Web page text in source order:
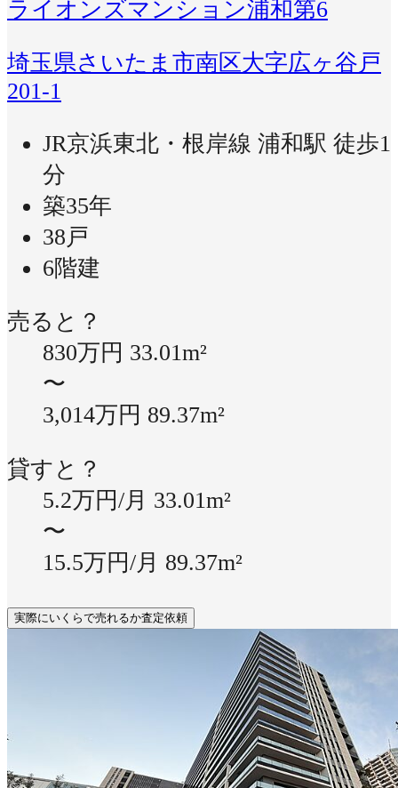
ライオンズマンション浦和第6
埼玉県さいたま市南区大字広ヶ谷戸
201-1
JR京浜東北・根岸線 浦和駅 徒歩1
分
築35年
38戸
6階建
売ると？
830万円 33.01m²
〜
3,014万円 89.37m²
貸すと？
5.2万円/月 33.01m²
〜
15.5万円/月 89.37m²
実際にいくらで売れるか査定依頼